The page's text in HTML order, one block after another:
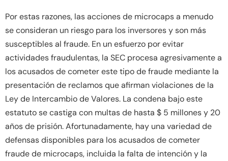
Por estas razones, las acciones de microcaps a menudo
se consideran un riesgo para los inversores y son más
susceptibles al fraude. En un esfuerzo por evitar
actividades fraudulentas, la SEC procesa agresivamente a
los acusados ​​de cometer este tipo de fraude mediante la
presentación de reclamos que afirman violaciones de la
Ley de Intercambio de Valores. La condena bajo este
estatuto se castiga con multas de hasta $ 5 millones y 20
años de prisión. Afortunadamente, hay una variedad de
defensas disponibles para los acusados ​​de cometer
fraude de microcaps, incluida la falta de intención y la